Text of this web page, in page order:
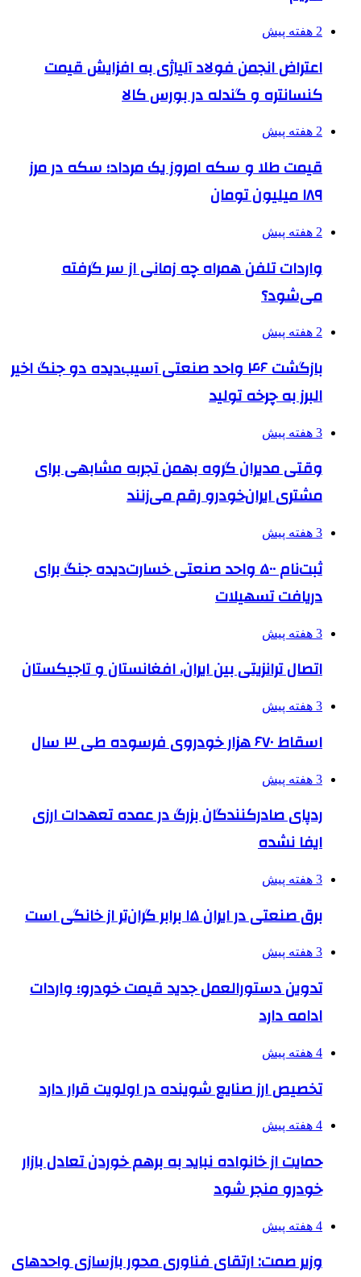
2 هفته پیش
اعتراض انجمن فولاد آلیاژی به افزایش قیمت
کنسانتره و گندله در بورس کالا
2 هفته پیش
قیمت طلا و سکه امروز یک مرداد؛ سکه در مرز
۱۸۹ میلیون تومان
2 هفته پیش
واردات تلفن همراه چه زمانی از سر گرفته
می‌شود؟
2 هفته پیش
بازگشت ۴۶ واحد صنعتی آسیب‌دیده دو جنگ اخیر
البرز به چرخه تولید
3 هفته پیش
وقتی مدیران گروه بهمن تجربه مشابهی برای
مشتری ایران‌خودرو رقم می‌زنند
3 هفته پیش
ثبت‌نام ۵۰۰ واحد صنعتی خسارت‌دیده جنگ برای
دریافت تسهیلات
3 هفته پیش
اتصال ترانزیتی بین ایران، افغانستان و تاجیکستان
3 هفته پیش
اسقاط ۶۷۰ هزار خودروی فرسوده طی ۳ سال
3 هفته پیش
ردپای صادرکنندگان بزرگ در عمده تعهدات ارزی
ایفا نشده
3 هفته پیش
برق صنعتی در ایران ۱۵ برابر گران‌تر از خانگی است
3 هفته پیش
تدوین دستورالعمل جدید قیمت خودرو؛ واردات
ادامه دارد
4 هفته پیش
تخصیص ارز صنایع شوینده در اولویت قرار دارد
4 هفته پیش
حمایت از خانواده نباید به برهم خوردن تعادل بازار
خودرو منجر شود
4 هفته پیش
وزیر صمت: ارتقای فناوری محور بازسازی واحدهای